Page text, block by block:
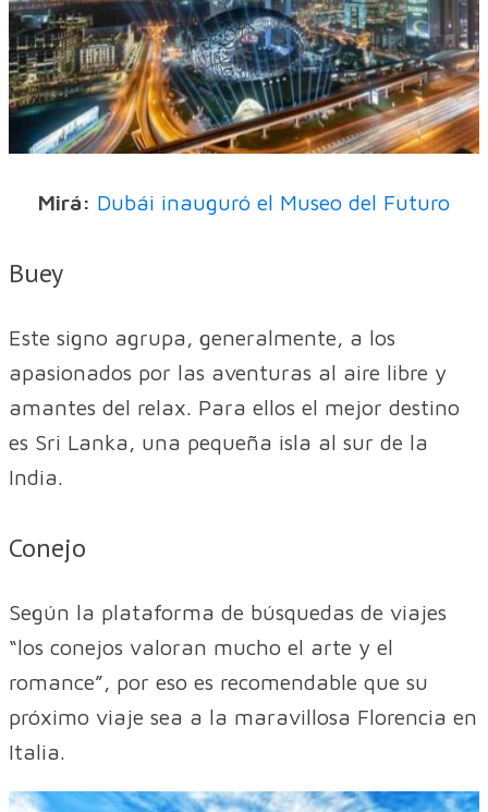
Mirá: Dubái inauguró el Museo del Futuro
Buey
Este signo agrupa, generalmente, a los
apasionados por las aventuras al aire libre y
amantes del relax. Para ellos el mejor destino
es Sri Lanka, una pequeña isla al sur de la
India.
Conejo
Según la plataforma de búsquedas de viajes
“los conejos valoran mucho el arte y el
romance”, por eso es recomendable que su
próximo viaje sea a la maravillosa Florencia en
Italia.